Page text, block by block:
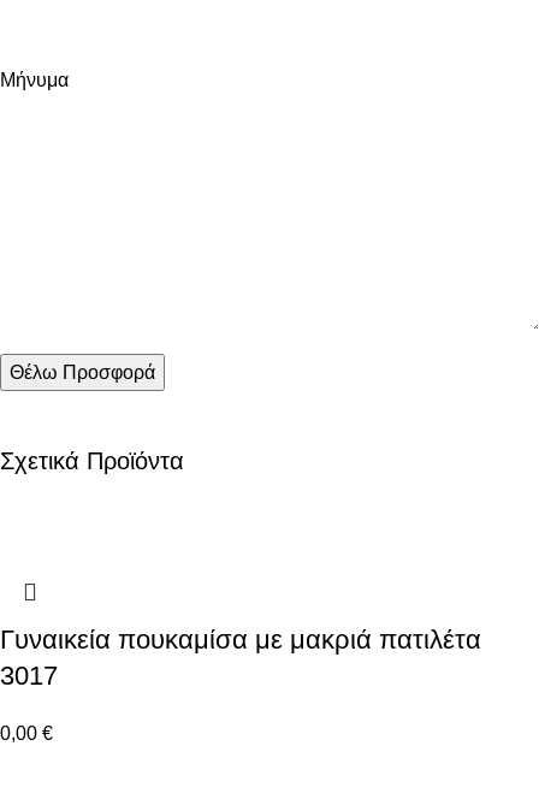
Μήνυμα
Σχετικά Προϊόντα
Γυναικεία πουκαμίσα με μακριά πατιλέτα
3017
0,00 €